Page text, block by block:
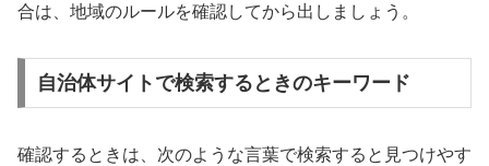
合は、地域のルールを確認してから出しましょう。
自治体サイトで検索するときのキーワード
確認するときは、次のような言葉で検索すると見つけやす